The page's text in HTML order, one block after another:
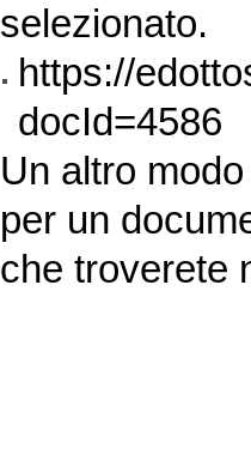
selezionato.
https://
docId=4586
Un altro
per un
che troverete